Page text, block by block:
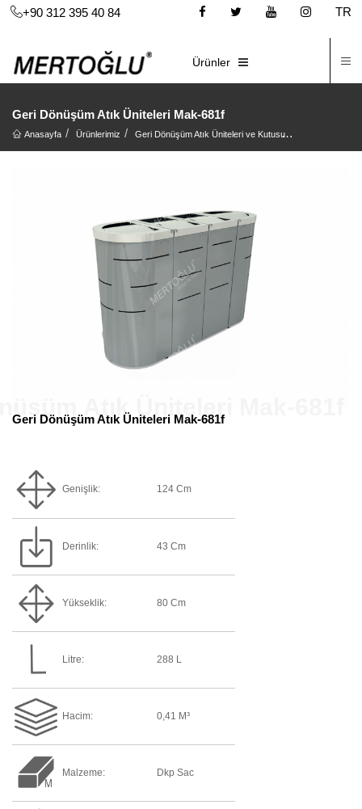
+90 312 395 40 84
TR
Ürünler
Geri Dönüşüm Atık Üniteleri Mak-681f
Anasayfa Ürünlerimiz Geri Dönüşüm Atık Üniteleri ve Kutusu
Geri Dönüşüm Atık Üniteleri Mak-681f
Genişlik: 124 Cm
Derinlik: 43 Cm
Yükseklik: 80 Cm
Litre: 288 L
Hacim: 0,41 M³
Malzeme: Dkp Sac